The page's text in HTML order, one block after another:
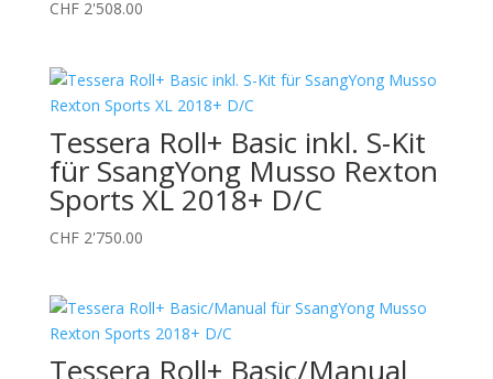
CHF2'508.00
Tessera Roll+ Basic inkl. S-Kit
für SsangYong Musso Rexton
Sports XL 2018+ D/C
CHF2'750.00
Tessera Roll+ Basic/Manual